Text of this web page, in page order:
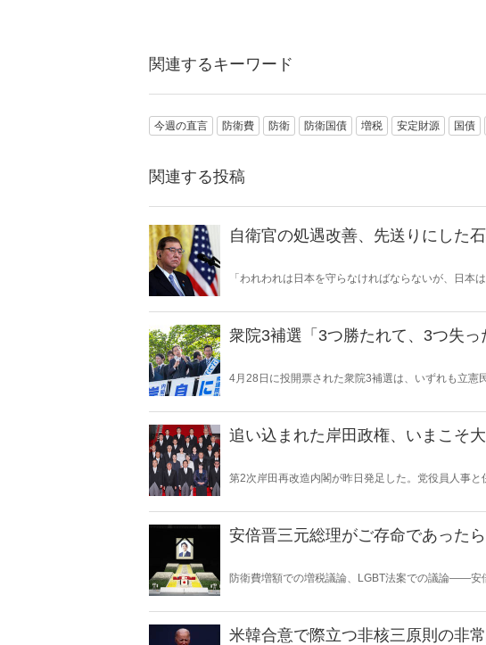
関連するキーワード
今週の直言 防衛費 防衛 防衛国債 増税 安定財源 国債
関連する投稿
自衛官の処遇改善、先送りにした
「われわれは日本を守らなければならないが、日本
したトランプ大統領。もし米国が「もう終わりだ
衆院3補選「3つ勝たれて、3つ失
4月28日に投開票された衆院3補選は、いずれも立憲
を見送り、立憲との一騎打ちとなった島根1区でも
追い込まれた岸田政権、いまこそ
第2次岸田再改造内閣が昨日発足した。党役員人事
と過去最多タイとなった。岸田政権の支持率向上
安倍晋三元総理がご存命であった
防衛費増額での増税議論、LGBT法案での議論――安
米韓合意で際立つ非核三原則の非